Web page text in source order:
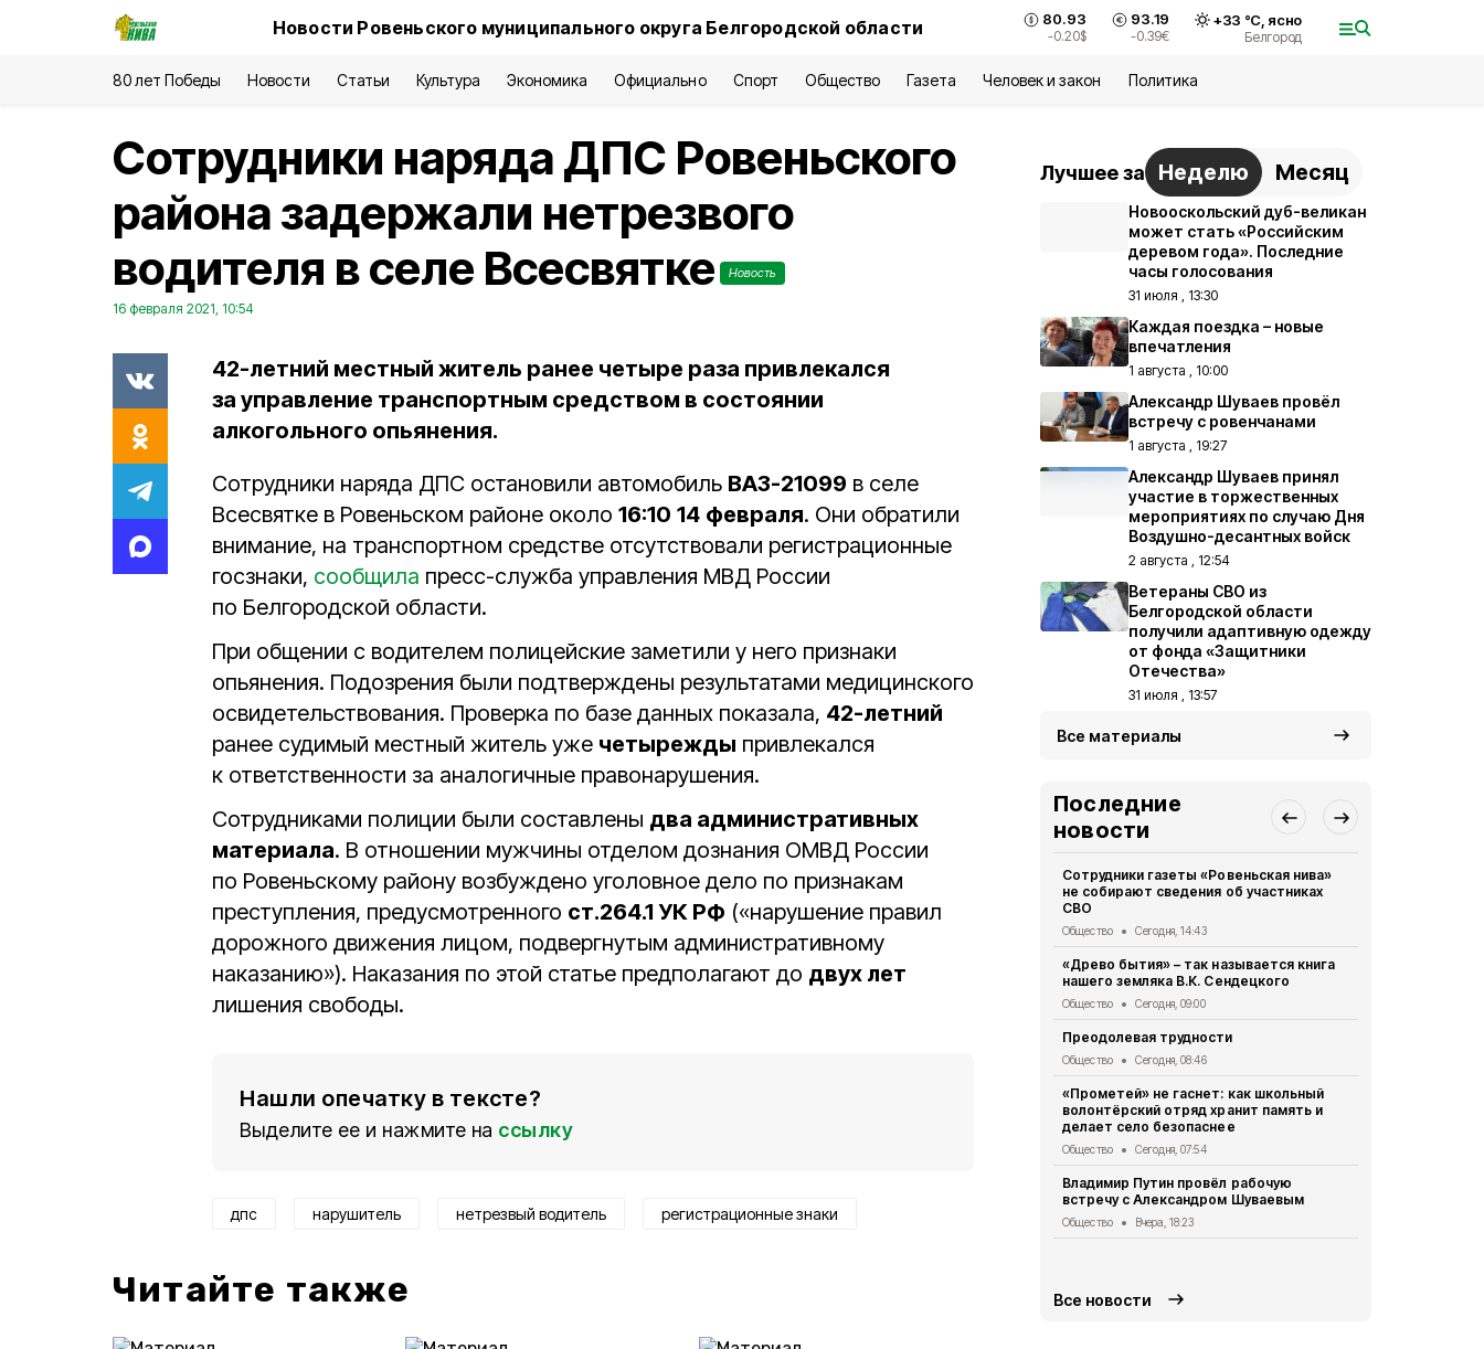
Новости Ровеньского муниципального округа Белгородской области 80.93
-0.20$
93.19
-0.39€
+33 °С, ясно
Белгород
80 лет Победы Новости Статьи Культура Экономика Официально Спорт Общество Газета Человек и закон Политика
Сотрудники наряда ДПС Ровеньского
района задержали нетрезвого
водителя в селе Всесвятке
Новость
16 февраля 2021, 10:54
42-летний местный житель ранее четыре раза привлекался
за управление транспортным средством в состоянии
алкогольного опьянения.
Сотрудники наряда ДПС остановили автомобиль ВАЗ-21099 в селе
Всесвятке в Ровеньском районе около 16:10 14 февраля. Они обратили
внимание, на транспортном средстве отсутствовали регистрационные
госзнаки, сообщила пресс-служба управления МВД России
по Белгородской области.
При общении с водителем полицейские заметили у него признаки
опьянения. Подозрения были подтверждены результатами медицинского
освидетельствования. Проверка по базе данных показала, 42-летний
ранее судимый местный житель уже четырежды привлекался
к ответственности за аналогичные правонарушения.
Сотрудниками полиции были составлены два административных
материала. В отношении мужчины отделом дознания ОМВД России
по Ровеньскому району возбуждено уголовное дело по признакам
преступления, предусмотренного ст.264.1 УК РФ («нарушение правил
дорожного движения лицом, подвергнутым административному
наказанию»). Наказания по этой статье предполагают до двух лет
лишения свободы.
Нашли опечатку в тексте?
Выделите ее и нажмите на ссылку
дпс нарушитель нетрезвый водитель регистрационные знаки
Читайте также
Лучшее за Неделю Месяц
Новооскольский дуб-великан
может стать «Российским
деревом года». Последние
часы голосования
31 июля , 13:30
Каждая поездка – новые
впечатления
1 августа , 10:00
Александр Шуваев провёл
встречу с ровенчанами
1 августа , 19:27
Александр Шуваев принял
участие в торжественных
мероприятиях по случаю Дня
Воздушно-десантных войск
2 августа , 12:54
Ветераны СВО из
Белгородской области
получили адаптивную одежду
от фонда «Защитники
Отечества»
31 июля , 13:57
Все материалы
Последние
новости
Сотрудники газеты «Ровеньская нива»
не собирают сведения об участниках
СВО
Общество Сегодня, 14:43
«Древо бытия» – так называется книга
нашего земляка В.К. Сендецкого
Общество Сегодня, 09:00
Преодолевая трудности
Общество Сегодня, 08:46
«Прометей» не гаснет: как школьный
волонтёрский отряд хранит память и
делает село безопаснее
Общество Сегодня, 07:54
Владимир Путин провёл рабочую
встречу с Александром Шуваевым
Общество Вчера, 18:23
Все новости